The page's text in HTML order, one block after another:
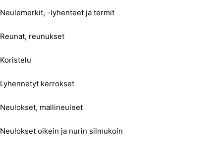
Neulemerkit, -lyhenteet ja termit
Reunat, reunukset
Koristelu
Lyhennetyt kerrokset
Neulokset, mallineuleet
Neulokset oikein ja nurin silmukoin